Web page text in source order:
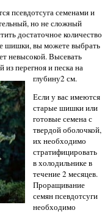
псевдотсуга семенами и
но не сложный
достаточное количество
шишки, вы можете выбрать
невысокой. Высевать
из перегноя и песка на
глубину2 см.
Если у вас имеются
старые шишки или
готовые семена с
твердой оболочкой,
их необходимо
стратифицировать
в холодильнике в
течение 2 месяцев.
Проращивание
семян псевдотсуги
необходимо